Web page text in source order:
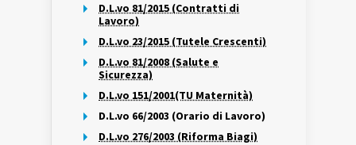
D.L.vo 81/2015 (Contratti di
Lavoro)
D.L.vo 23/2015 (Tutele Crescenti)
D.L.vo 81/2008 (Salute e
Sicurezza)
D.L.vo 151/2001(TU Maternità)
D.L.vo 66/2003 (Orario di Lavoro)
D.L.vo 276/2003 (Riforma Biagi)